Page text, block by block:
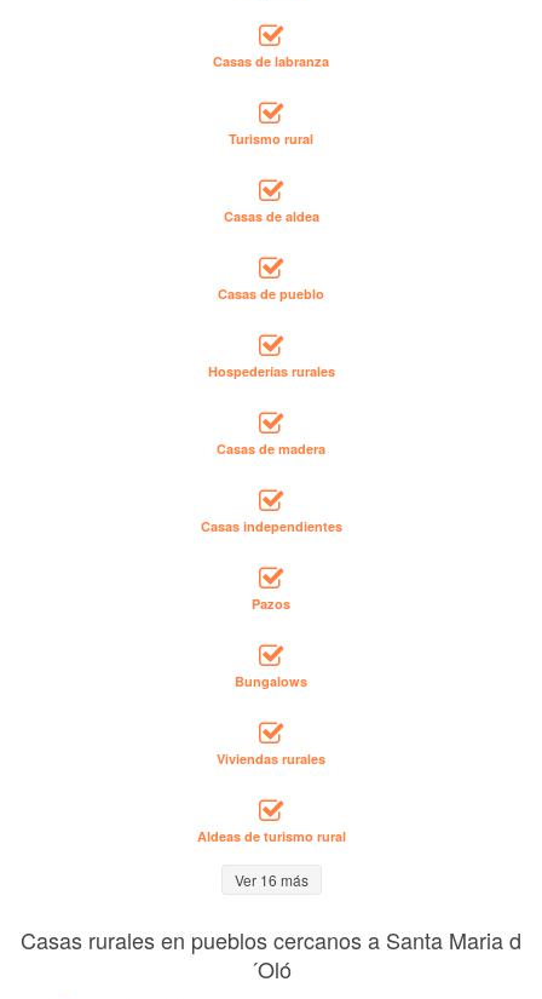
Casas de labranza
Turismo rural
Casas de aldea
Casas de pueblo
Hospederías rurales
Casas de madera
Casas independientes
Pazos
Bungalows
Viviendas rurales
Aldeas de turismo rural
Ver 16 más
Casas rurales en pueblos cercanos a Santa Maria d
´Oló